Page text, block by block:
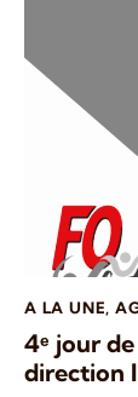
A LA UNE,
4ᵉ jour
direction